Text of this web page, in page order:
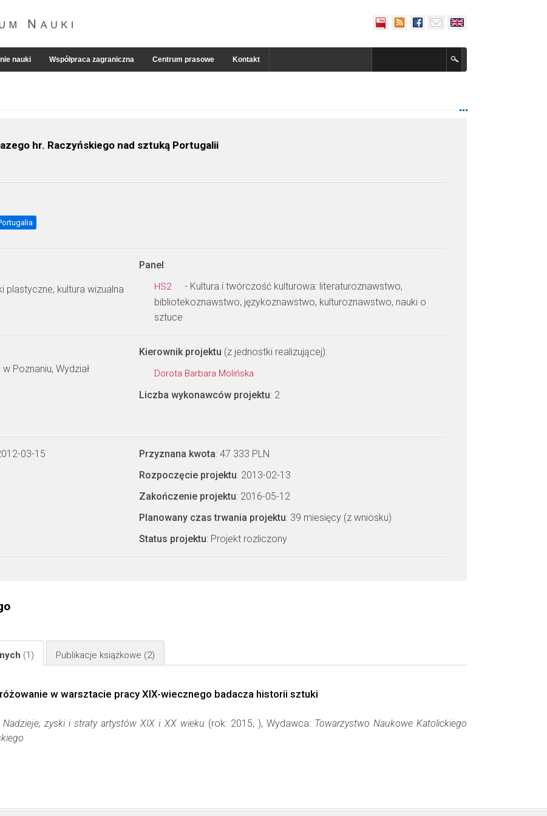
nauki Współpraca zagraniczna Centrum prasowe Kontakt
hr. Raczyńskiego nad sztuką Portugalii
plastyczne, kultura wizualna
Panel:
HS2
- Kultura i twórczość kulturowa: literaturoznawstwo,
bibliotekoznawstwo, językoznawstwo, kulturoznawstwo, nauki o
sztuce
Poznaniu, Wydział
Kierownik projektu (z jednostki realizującej):
Dorota Barbara Molińska
Liczba wykonawców projektu: 2
03-15 Przyznana kwota: 47 333 PLN
Rozpoczęcie projektu: 2013-02-13
Zakończenie projektu: 2016-05-12
Planowany czas trwania projektu: 39 miesięcy (z wniosku)
Status projektu: Projekt rozliczony
(1) Publikacje książkowe (2)
w warsztacie pracy XIX-wiecznego badacza historii sztuki
zyski i straty artystów XIX i XX wieku (rok: 2015, ), Wydawca: Towarzystwo Naukowe Katolickiego